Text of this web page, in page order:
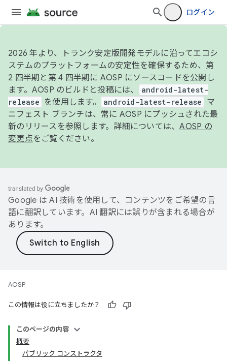
ログイン
2026 年より、トランク安定版開発モデルに沿ってエコシ
ステムのプラットフォームの安定性を確保するため、第
2 四半期と第 4 四半期に AOSP にソースコードを公開し
ます。AOSP のビルドと投稿には、
android-latest-
release
を使用します。 android-latest-release
マ
ニフェスト ブランチは、常に AOSP にプッシュされた最
新のリリースを参照します。詳細については、AOSP の
変更点をご覧ください。
Google は AI 技術を使用して、コンテンツをご希望の言
語に翻訳しています。AI 翻訳には誤りが含まれる場合が
あります。
AOSP
この情報は役に立ちましたか？
このページの内容
概要
パブリック コンストラクタ